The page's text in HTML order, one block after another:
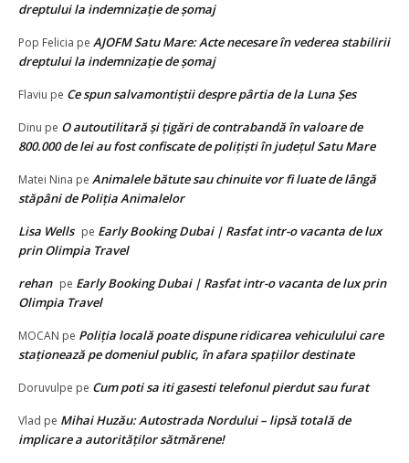
dreptului la indemnizație de șomaj
Pop Felicia pe AJOFM Satu Mare: Acte necesare în vederea stabilirii
dreptului la indemnizație de șomaj
Flaviu pe Ce spun salvamontiștii despre pârtia de la Luna Șes
Dinu pe O autoutilitară și țigări de contrabandă în valoare de
800.000 de lei au fost confiscate de polițiști în județul Satu Mare
Matei Nina pe Animalele bătute sau chinuite vor fi luate de lângă
stăpâni de Poliția Animalelor
Lisa Wells pe Early Booking Dubai | Rasfat intr-o vacanta de lux
prin Olimpia Travel
rehan pe Early Booking Dubai | Rasfat intr-o vacanta de lux prin
Olimpia Travel
MOCAN pe Poliţia locală poate dispune ridicarea vehiculului care
staţionează pe domeniul public, în afara spaţiilor destinate
Doruvulpe pe Cum poti sa iti gasesti telefonul pierdut sau furat
Vlad pe Mihai Huzău: Autostrada Nordului – lipsă totală de
implicare a autorităților sătmărene!